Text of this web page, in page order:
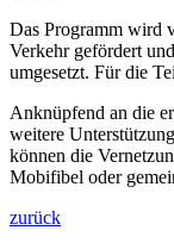
Das Programm wird
Verkehr gefördert
umgesetzt. Für die
Anknüpfend an die
weitere
können die
Mobifibel oder
zurück